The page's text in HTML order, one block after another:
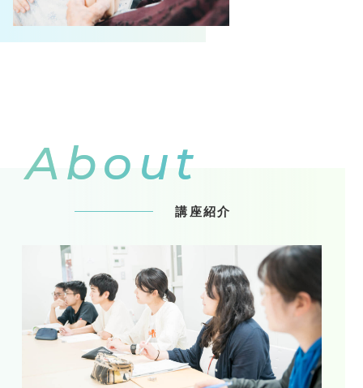
About
講座紹介